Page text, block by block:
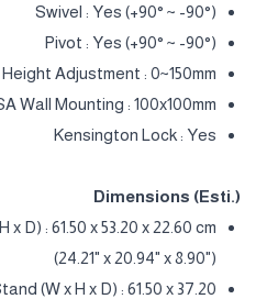
Swivel : Yes (+90° ~ -90°)
Pivot : Yes (+90° ~ -90°)
Height Adjustment : 0~150mm
Wall Mounting : 100x100mm
Kensington Lock : Yes
Dimensions (Esti.)
x D) : 61.50 x 53.20 x 22.60 cm
(24.21" x 20.94" x 8.90")
(W x H x D) : 61.50 x 37.20